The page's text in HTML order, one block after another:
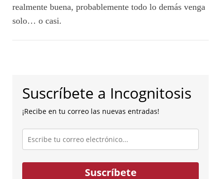
realmente buena, probablemente todo lo demás venga
solo… o casi.
Suscríbete a Incognitosis
¡Recibe en tu correo las nuevas entradas!
Escribe
tu
correo
electrónico...
Suscríbete